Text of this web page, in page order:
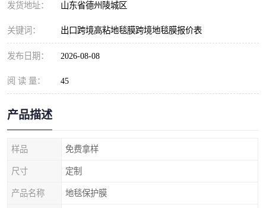
发货地址： 山东省德州陵城区
关键词： 出口跨境高粘地毯膜跨境地毯膜报价表
发布日期： 2026-08-08
阅 读 量： 45
产品描述
样品 免费拿样
尺寸 定制
产品名称 地毯保护膜